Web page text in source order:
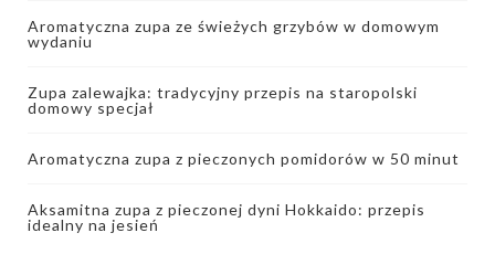
Aromatyczna zupa ze świeżych grzybów w domowym
wydaniu
Zupa zalewajka: tradycyjny przepis na staropolski
domowy specjał
Aromatyczna zupa z pieczonych pomidorów w 50 minut
Aksamitna zupa z pieczonej dyni Hokkaido: przepis
idealny na jesień